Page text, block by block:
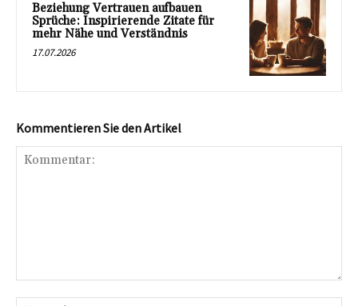
Beziehung Vertrauen aufbauen
Sprüche: Inspirierende Zitate für
mehr Nähe und Verständnis
17.07.2026
Kommentieren Sie den Artikel